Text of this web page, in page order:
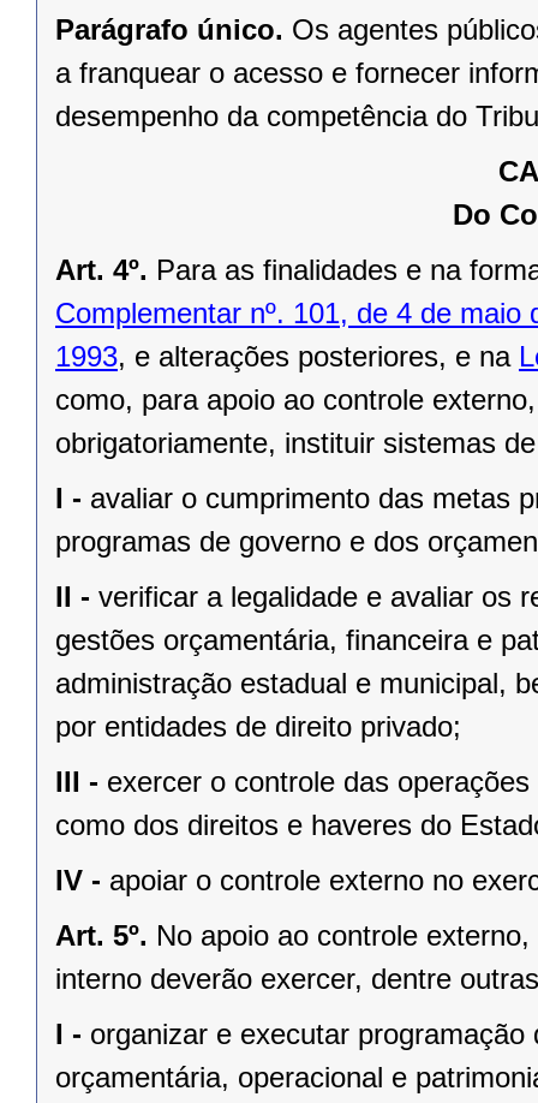
Parágrafo único. Os agentes
a franquear o acesso e fornecer
desempenho da competência do
Do
Art. 4º. Para as finalidades e na
Complementar nº. 101, de 4 de maio
1993, e alterações posteriores, e na
como, para apoio ao controle
obrigatoriamente, instituir sistemas
I - avaliar o cumprimento das metas
programas de governo e dos
II - verificar a legalidade e avaliar os
gestões orçamentária, financeira e
administração estadual e municipal,
por entidades de direito privado;
III - exercer o controle das
como dos direitos e haveres do
IV - apoiar o controle externo no
Art. 5º. No apoio ao controle
interno deverão exercer, dentre
I - organizar e executar
orçamentária, operacional e